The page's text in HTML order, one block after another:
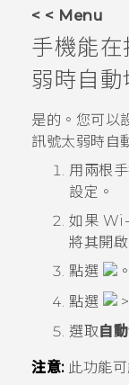
VIVERSE
應用程式
支援服務
< < Menu
手機能在
弱時自動
是的。您可以
訊號太弱時自
用兩根
設定。
如果
將其開啟
點選
。
點選
>
選取自
注意:此功能可